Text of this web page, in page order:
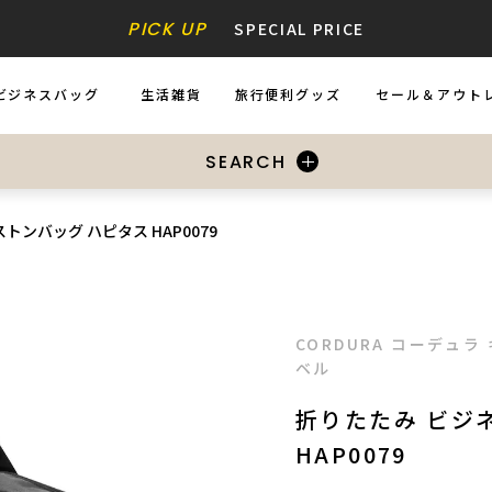
PICK UP SPECIAL PRICE
ジネスバッグ
生活雑貨
旅行便利グッズ
セール＆アウト
SEARCH
ンバッグ ハピタス HAP0079
CORDURA コーデュラ
ベル
折りたたみ ビジ
HAP0079